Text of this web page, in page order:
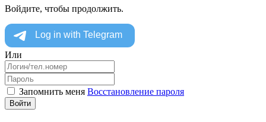
Войдите, чтобы продолжить.
Или
Запомнить меня Восстановление пароля
Войти